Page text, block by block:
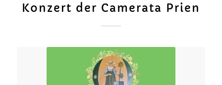
Konzert der Camerata Prien